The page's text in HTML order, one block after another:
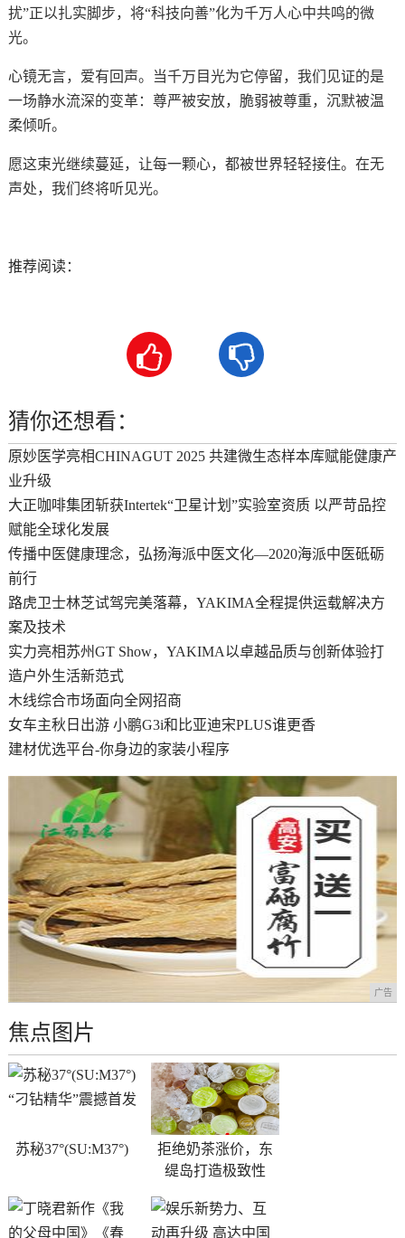
扰”正以扎实脚步，将“科技向善”化为千万人心中共鸣的微
光。
心镜无言，爱有回声。当千万目光为它停留，我们见证的是
一场静水流深的变革：尊严被安放，脆弱被尊重，沉默被温
柔倾听。
愿这束光继续蔓延，让每一颗心，都被世界轻轻接住。在无
声处，我们终将听见光。
推荐阅读：
 
猜你还想看：
原妙医学亮相CHINAGUT 2025 共建微生态样本库赋能健康产
业升级
大正咖啡集团斩获Intertek“卫星计划”实验室资质 以严苛品控
赋能全球化发展
传播中医健康理念，弘扬海派中医文化—2020海派中医砥砺
前行
路虎卫士林芝试驾完美落幕，YAKIMA全程提供运载解决方
案及技术
实力亮相苏州GT Show，YAKIMA以卓越品质与创新体验打
造户外生活新范式
木线综合市场面向全网招商
女车主秋日出游 小鹏G3i和比亚迪宋PLUS谁更香
建材优选平台-你身边的家装小程序
广告
焦点图片
苏秘37°(SU:M37°)
拒绝奶茶涨价，东
缇岛打造极致性